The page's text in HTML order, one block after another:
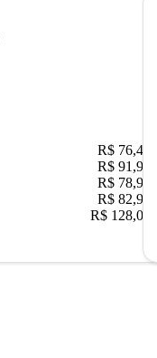
R$ 76,42
R$ 91,90
R$ 78,90
R$ 82,90
R$ 128,05